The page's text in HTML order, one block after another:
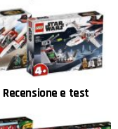
Recensione e test